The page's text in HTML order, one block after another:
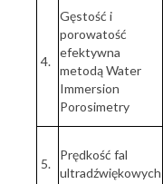
4.
Gęstość i
porowatość
efektywna
metodą Water
Immersion
Porosimetry
5.
Prędkość fal
ultradźwiękowych